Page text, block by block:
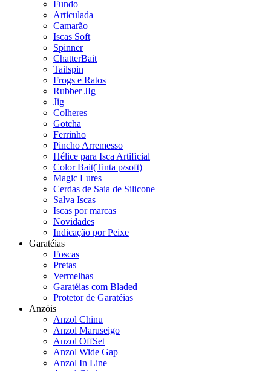
Fundo
Articulada
Camarão
Iscas Soft
Spinner
ChatterBait
Tailspin
Frogs e Ratos
Rubber JIg
Jig
Colheres
Gotcha
Ferrinho
Pincho Arremesso
Hélice para Isca Artificial
Color Bait(Tinta p/soft)
Magic Lures
Cerdas de Saia de Silicone
Salva Iscas
Iscas por marcas
Novidades
Indicação por Peixe
Garatéias
Foscas
Pretas
Vermelhas
Garatéias com Bladed
Protetor de Garatéias
Anzóis
Anzol Chinu
Anzol Maruseigo
Anzol OffSet
Anzol Wide Gap
Anzol In Line